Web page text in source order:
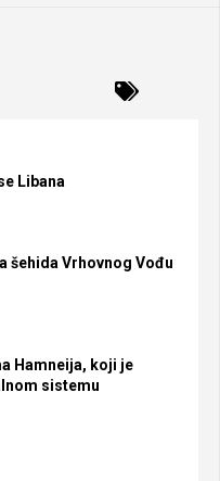
Libana
šehida Vrhovnog Vođu
Hamneija, koji je
sistemu